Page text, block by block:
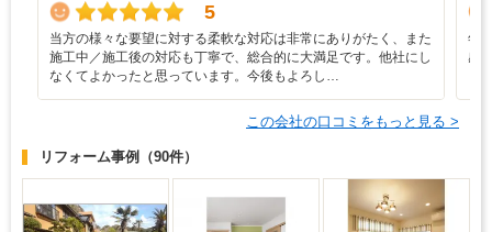
5
当方の様々な要望に対する柔軟な対応は非常にありがたく、また
施工中／施工後の対応も丁寧で、総合的に大満足です。他社にし
なくてよかったと思っています。今後もよろし…
年
感
この会社の口コミをもっと見る >
リフォーム事例 （90件）